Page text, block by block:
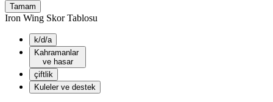
Tamam
Iron Wing Skor Tablosu
k/d/a
Kahramanlar
ve hasar
çiftlik
Kuleler ve destek